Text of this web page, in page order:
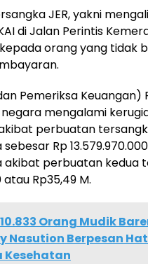
JER, yakni
di Jalan Perintis
orang yang tidak
Pemeriksa Keuangan)
mengalami
akibat perbuatan
Rp
akibat perbuatan kedua
Rp35,49 M.
Orang Mudik
Nasution Berpesan
Kesehatan